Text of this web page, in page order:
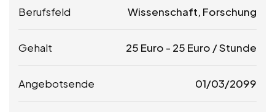
Berufsfeld Wissenschaft, Forschung
Gehalt 25 Euro - 25 Euro / Stunde
Angebotsende 01/03/2099